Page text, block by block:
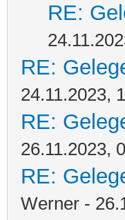
RE:
RE:
24.11.2023,
RE:
26.11.2023,
RE:
Werner -